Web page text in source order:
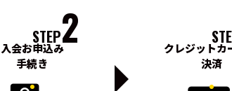
STEP2
入会お申込み
手続き
クレジットカ
決済